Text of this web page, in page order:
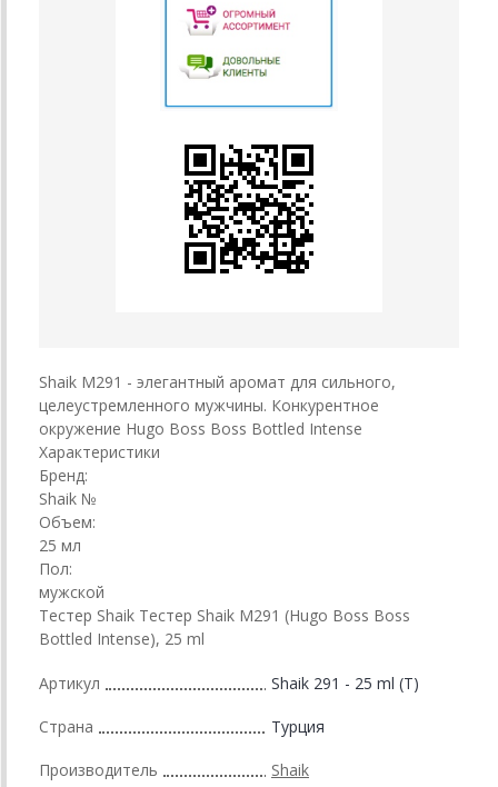
Shaik M291 - элегантный аромат для сильного,
целеустремленного мужчины. Конкурентное
окружение Hugo Boss Boss Bottled Intense
Характеристики
Бренд:
Shaik №
Объем:
25 мл
Пол:
мужской
Тестер Shaik Тестер Shaik M291 (Hugo Boss Boss
Bottled Intense), 25 ml
Артикул Shaik 291 - 25 ml (T)
Страна Турция
Производитель Shaik